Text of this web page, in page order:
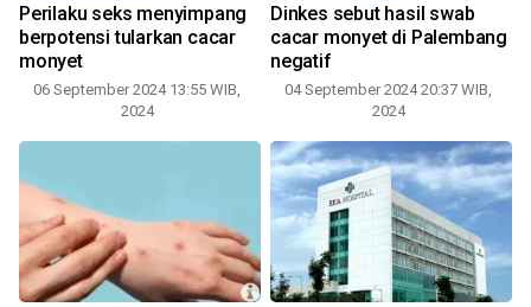
Perilaku seks menyimpang
berpotensi tularkan cacar
monyet
06 September 2024 13:55 WIB,
2024
Dinkes sebut hasil swab
cacar monyet di Palembang
negatif
04 September 2024 20:37 WIB,
2024